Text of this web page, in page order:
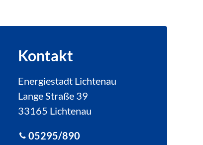
Kontakt
Energiestadt Lichtenau
Lange Straße 39
33165 Lichtenau
05295/890